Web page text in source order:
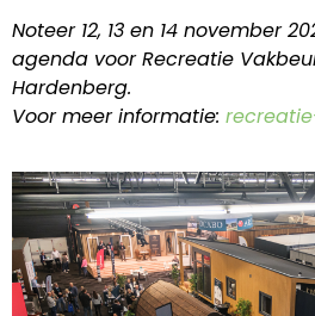
Noteer 12, 13 en 14 november
agenda voor Recreatie
Hardenberg.
Voor meer informatie: